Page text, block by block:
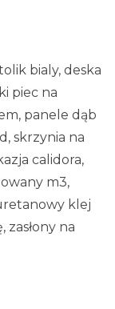
bialy, deska
piec na
panele dąb
skrzynia na
calidora,
m3,
klej
na